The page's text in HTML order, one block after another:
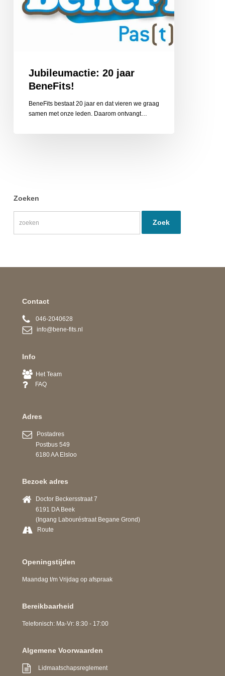
Jubileumactie: 20 jaar
BeneFits!
BeneFits bestaat 20 jaar en dat vieren we graag
samen met onze leden. Daarom ontvangt…
Zoeken
Contact
046-2040628
info@bene-fits.nl
Info
Het Team
FAQ
Adres
Postadres
Postbus 549
6180 AA Elsloo
Bezoek adres
Doctor Beckersstraat 7
6191 DA Beek
(Ingang Labouréstraat Begane Grond)
Route
Openingstijden
Maandag t/m Vrijdag op afspraak
Bereikbaarheid
Telefonisch: Ma-Vr: 8:30 - 17:00
Algemene Voorwaarden
Lidmaatschapsreglement